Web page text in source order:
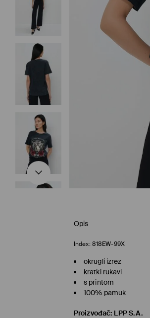
Opis
Index: 818EW-99X
okrugli izrez
kratki rukavi
s printom
100% pamuk
Proizvođač: LPP S.A.